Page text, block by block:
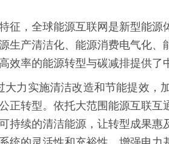
征，全球能源互联网是新型能
产清洁化、能源消费电气化
率的能源转型与碳减排提供了
力实施清洁改造和节能提效
转型。依托大范围能源互联
持续的清洁能源，让转型成果